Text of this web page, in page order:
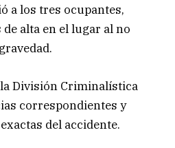
a los tres ocupantes,
alta en el lugar al no
División Criminalística
correspondientes y
del accidente.